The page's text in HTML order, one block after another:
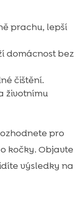
prachu, lepší
domácnost bez
čištění.
životnímu
pro
kočky. Objavte
výsledky na